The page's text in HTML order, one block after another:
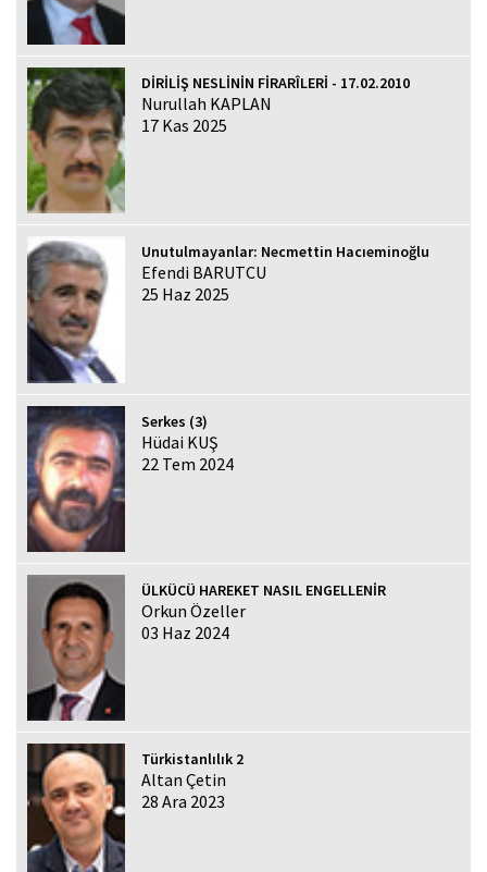
DİRİLİŞ NESLİNİN FİRARÎLERİ - 17.02.2010
Nurullah KAPLAN
17 Kas 2025
Unutulmayanlar: Necmettin Hacıeminoğlu
Efendi BARUTCU
25 Haz 2025
Serkes (3)
Hüdai KUŞ
22 Tem 2024
ÜLKÜCÜ HAREKET NASIL ENGELLENİR
Orkun Özeller
03 Haz 2024
Türkistanlılık 2
Altan Çetin
28 Ara 2023